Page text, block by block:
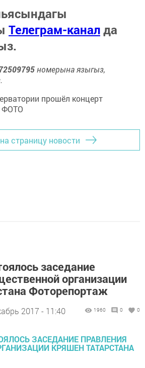
Телеграм-каналда
номерына языгыз,
страницу новости
заседание
организации
Фоторепортаж
2017 - 11:40 1960 0 0